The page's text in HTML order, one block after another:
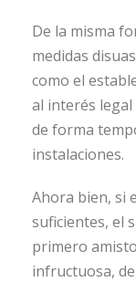
De la misma
medidas
como el
al interés
de forma
instalaciones.
Ahora bien, si
suficientes, el
primero
infructuosa,